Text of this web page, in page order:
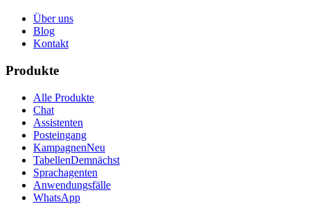
Über uns
Blog
Kontakt
Produkte
Alle Produkte
Chat
Assistenten
Posteingang
KampagnenNeu
TabellenDemnächst
Sprachagenten
Anwendungsfälle
WhatsApp